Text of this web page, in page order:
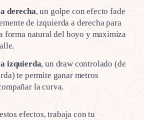
derecha, un golpe con efecto fade
de izquierda a derecha para
forma natural del hoyo y maximiza
izquierda, un draw controlado (de
te permite ganar metros
la curva.
efectos, trabaja con tu